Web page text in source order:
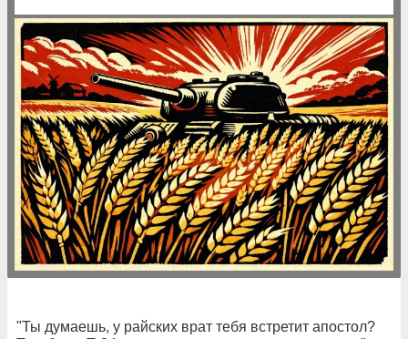
"Ты думаешь, у райских врат тебя встретит апостол?